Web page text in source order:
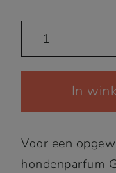
Hondenparfum
Delight
In
Voor een
hondenparfum